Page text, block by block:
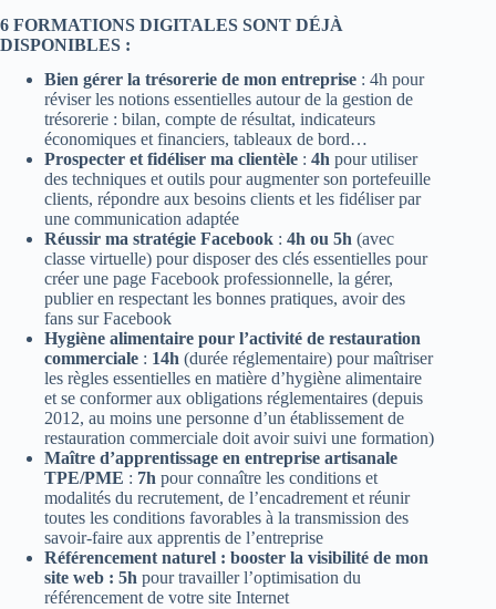
6 FORMATIONS DIGITALES SONT DÉJÀ
DISPONIBLES :
Bien gérer la trésorerie de mon entreprise : 4h pour
réviser les notions essentielles autour de la gestion de
trésorerie : bilan, compte de résultat, indicateurs
économiques et financiers, tableaux de bord…
Prospecter et fidéliser ma clientèle : 4h pour utiliser
des techniques et outils pour augmenter son portefeuille
clients, répondre aux besoins clients et les fidéliser par
une communication adaptée
Réussir ma stratégie Facebook : 4h ou 5h (avec
classe virtuelle) pour disposer des clés essentielles pour
créer une page Facebook professionnelle, la gérer,
publier en respectant les bonnes pratiques, avoir des
fans sur Facebook
Hygiène alimentaire pour l’activité de restauration
commerciale : 14h (durée réglementaire) pour maîtriser
les règles essentielles en matière d’hygiène alimentaire
et se conformer aux obligations réglementaires (depuis
2012, au moins une personne d’un établissement de
restauration commerciale doit avoir suivi une formation)
Maître d’apprentissage en entreprise artisanale
TPE/PME : 7h pour connaître les conditions et
modalités du recrutement, de l’encadrement et réunir
toutes les conditions favorables à la transmission des
savoir-faire aux apprentis de l’entreprise
Référencement naturel : booster la visibilité de mon
site web : 5h pour travailler l’optimisation du
référencement de votre site Internet